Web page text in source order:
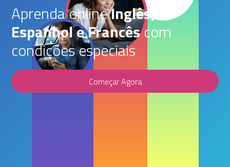
Aprenda onlineInglês,
Espanhol e Francêscom
condições especiais
Começar Agora